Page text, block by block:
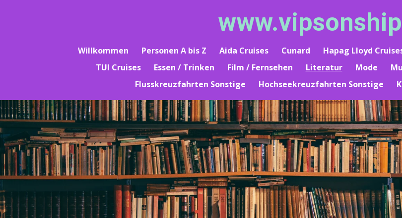
Willkommen Personen A bis Z Aida Cruises Cunard Hapag Lloyd
TUI Cruises
Essen / Trinken Film / Fernsehen Literatur Mode
Flusskreuzfahrten Sonstige
Hochseekreuzfahrten Sonstige